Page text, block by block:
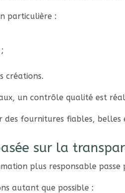
particulière :
créations.
un contrôle qualité est
des fournitures fiables, belles
sur la
plus responsable
autant que possible :